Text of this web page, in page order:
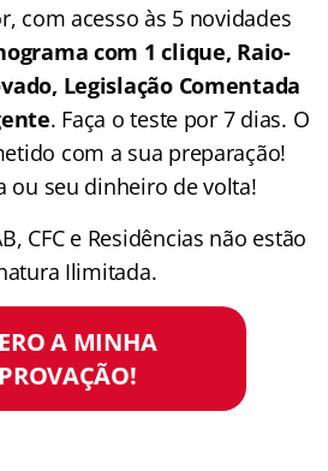
com acesso às 5 novidades
com 1 clique, Raio-
Legislação Comentada
. Faça o teste por 7 dias. O
com a sua preparação!
ou seu dinheiro de volta!
CFC e Residências não estão
Ilimitada.
A MINHA